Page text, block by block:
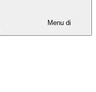
Menu di